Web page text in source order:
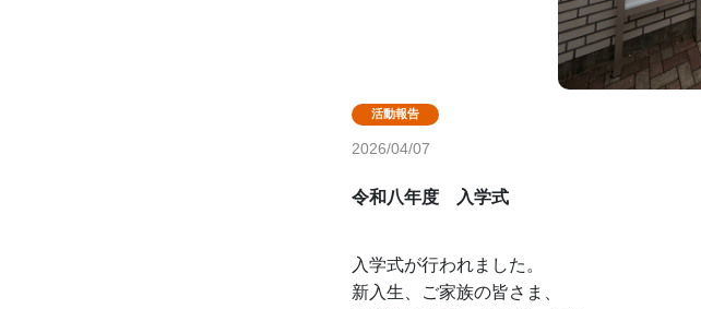
2026/04/07
令和八年度　入学式
入学式が行われました。
新入生、ご家族の皆さま、